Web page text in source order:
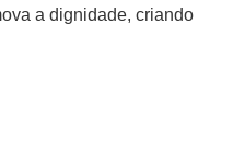
a dignidade, criando